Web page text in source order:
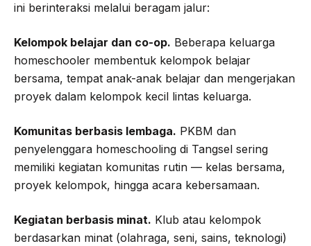
ini berinteraksi melalui beragam jalur:
Kelompok belajar dan co-op. Beberapa keluarga
homeschooler membentuk kelompok belajar
bersama, tempat anak-anak belajar dan mengerjakan
proyek dalam kelompok kecil lintas keluarga.
Komunitas berbasis lembaga. PKBM dan
penyelenggara homeschooling di Tangsel sering
memiliki kegiatan komunitas rutin — kelas bersama,
proyek kelompok, hingga acara kebersamaan.
Kegiatan berbasis minat. Klub atau kelompok
berdasarkan minat (olahraga, seni, sains, teknologi)